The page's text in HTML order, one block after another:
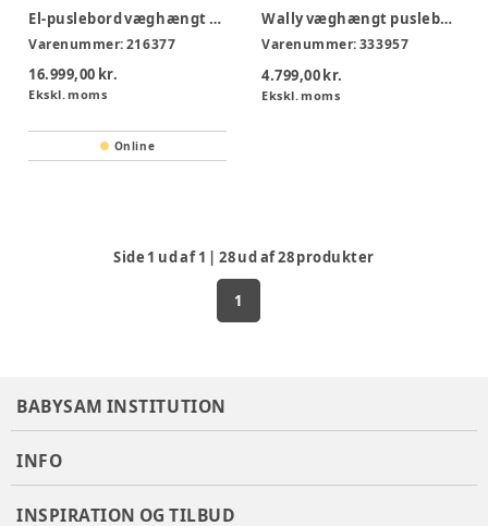
El-puslebord væghængt m/ vippeplade - STV400
Varenummer:216377
16.999,00 kr.
Ekskl. moms
Online
Wally væghængt puslebord - dusty grey
Varenummer:333957
4.799,00 kr.
Ekskl. moms
Side 1 ud af1 |28ud af28produkter
1
BABYSAM INSTITUTION
INFO
INSPIRATION OG TILBUD